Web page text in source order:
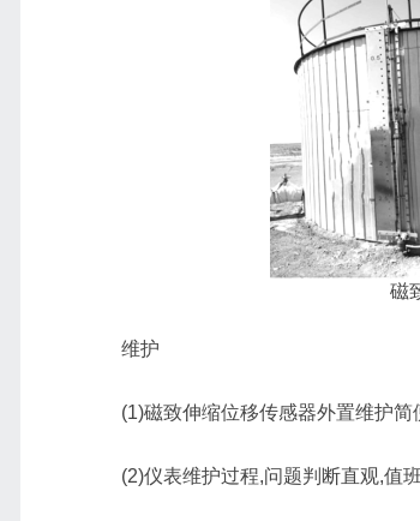
磁
维护
(1)磁致伸缩位移传感器外置维护简
(2)仪表维护过程,问题判断直观,值班